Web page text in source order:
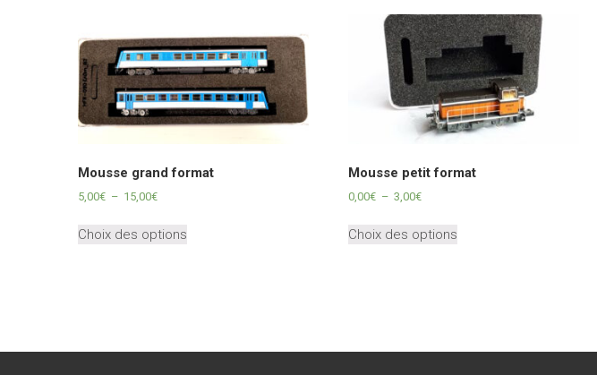
Mousse grand format
5,00€ – 15,00€Plage
prix :
Choix des options
Mousse petit format
0,00€ – 3,00€Plage
prix :
Choix des options